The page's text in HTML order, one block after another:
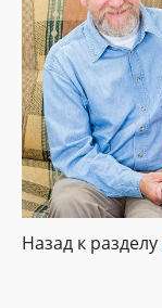
Назад к разделу